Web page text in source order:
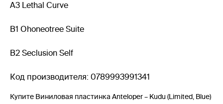
A3 Lethal Curve
B1 Ohoneotree Suite
B2 Seclusion Self
Код производителя: 0789993991341
Купите Виниловая пластинка Anteloper – Kudu (Limited, Blue)